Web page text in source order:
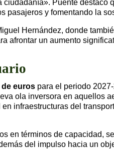
Puente destacó
pasajeros y fomentando la
Hernández, donde
afrontar un aumento
de euros para el periodo
ola inversora en aquellos
infraestructuras del
en términos de capacidad,
del impulso hacia un